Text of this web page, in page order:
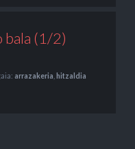
bala (1/2)
arrazakeria hitzaldia